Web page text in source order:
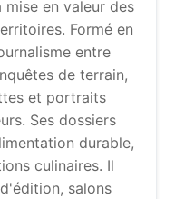
en valeur des
Formé en
entre
de terrain,
et portraits
Ses dossiers
durable,
culinaires. Il
salons